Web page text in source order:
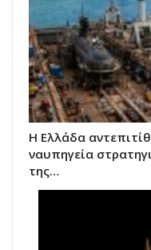
Η Ελλάδα
ναυπηγεία
της…